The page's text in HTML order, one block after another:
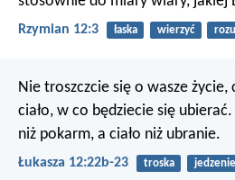
Rzymian 12:3 łaska wierzyć
Nie troszczcie się o wasze życie,
ciało, w co będziecie się
niż pokarm, a ciało niż ubranie.
Łukasza 12:22b-23 troska jedzenie